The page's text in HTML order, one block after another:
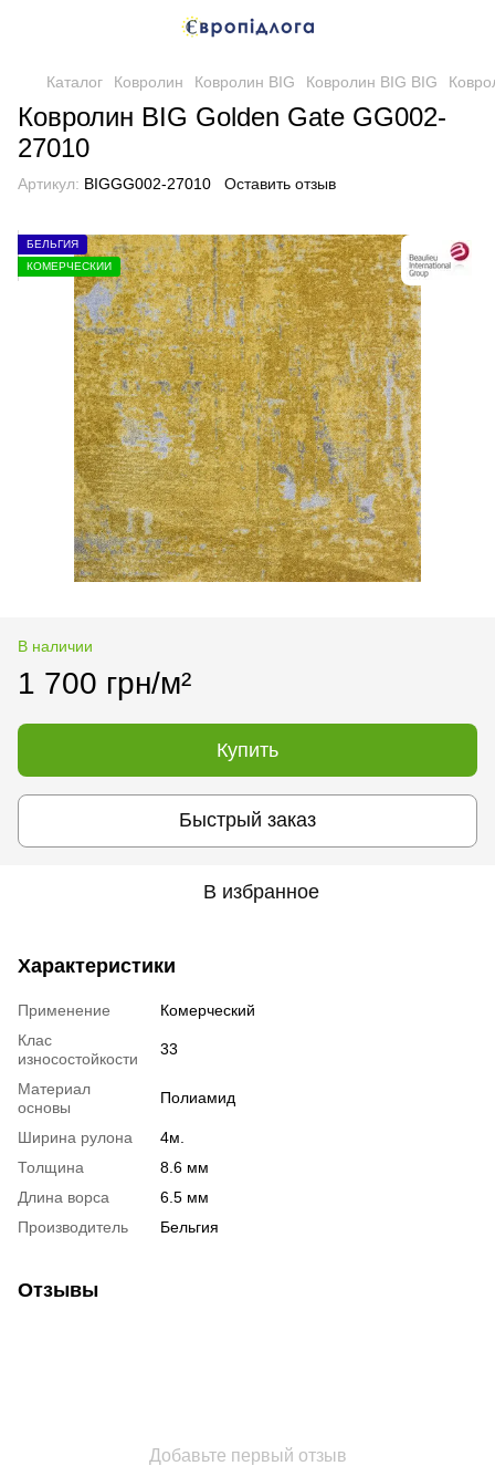
Каталог Ковролин Ковролин BIG Ковролин BIG BIG
Ковролин BIG Golden Gate GG002-
27010
Артикул: BIGGG002-27010 Оставить отзыв
БЕЛЬГИЯ
КОМЕРЧЕСКИЙ
В наличии
1 700 грн/м²
Купить
Быстрый заказ
В избранное
Характеристики
Применение
Комерческий
Клас
износостойкости
33
Материал
основы
Полиамид
Ширина рулона
4м.
Толщина
8.6 мм
Длина ворса
6.5 мм
Производитель
Бельгия
Отзывы
Добавьте первый отзыв